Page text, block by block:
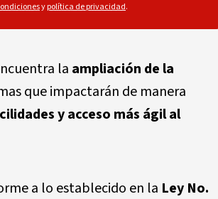
ypolítica de privacidad.
la ampliación de la
que impactarán de manera
y acceso más ágil al
a lo establecido en la Ley No.